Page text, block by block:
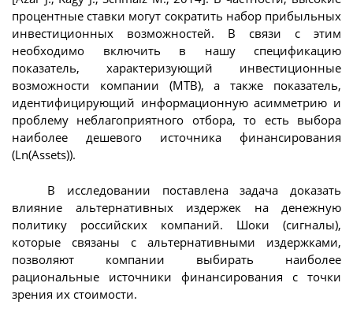
процентные ставки могут сократить набор прибыльных
инвестиционных возможностей. В связи с этим
необходимо включить в нашу спецификацию
показатель, характеризующий инвестиционные
возможности компании (МТВ), а также показатель,
идентифицирующий информационную асимметрию и
проблему неблагоприятного отбора, то есть выбора
наиболее дешевого источника финансирования
(Ln(Assets)).
В исследовании поставлена задача доказать
влияние альтернативных издержек на денежную
политику российских компаний. Шоки (сигналы),
которые связаны с альтернативными издержками,
позволяют компании выбирать наиболее
рациональные источники финансирования с точки
зрения их стоимости.